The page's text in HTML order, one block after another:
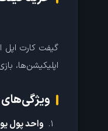
اپلیکیشن‌ها،
ویژگی‌های
واحد پول